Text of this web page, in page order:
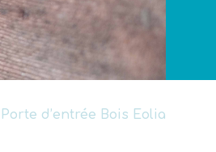
d’entrée Bois Eolia